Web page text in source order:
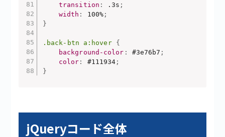
transition : .3s ;
width : 100% ;
}
.back-btn a:hover
{
background-color : #3e76b7 ;
color : #111934 ;
}
jQueryコード全体